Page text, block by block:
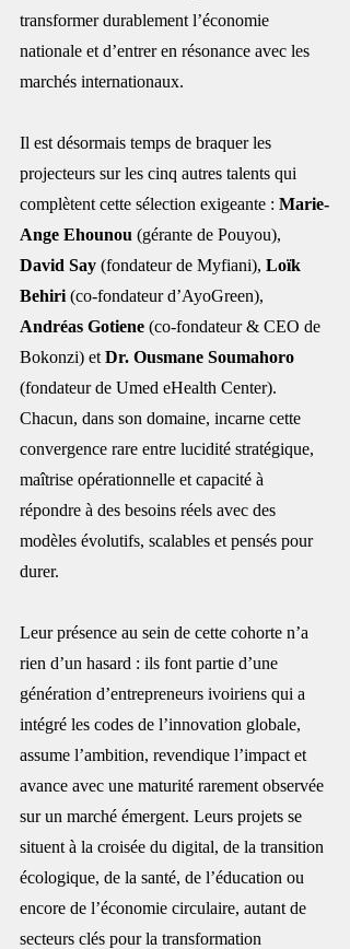
transformer durablement l’économie
nationale et d’entrer en résonance avec les
marchés internationaux.
Il est désormais temps de braquer les
projecteurs sur les cinq autres talents qui
complètent cette sélection exigeante : Marie-
Ange Ehounou (gérante de Pouyou),
David Say (fondateur de Myfiani), Loïk
Behiri (co-fondateur d’AyoGreen),
Andréas Gotiene (co-fondateur & CEO de
Bokonzi) et Dr. Ousmane Soumahoro
(fondateur de Umed eHealth Center).
Chacun, dans son domaine, incarne cette
convergence rare entre lucidité stratégique,
maîtrise opérationnelle et capacité à
répondre à des besoins réels avec des
modèles évolutifs, scalables et pensés pour
durer.
Leur présence au sein de cette cohorte n’a
rien d’un hasard : ils font partie d’une
génération d’entrepreneurs ivoiriens qui a
intégré les codes de l’innovation globale,
assume l’ambition, revendique l’impact et
avance avec une maturité rarement observée
sur un marché émergent. Leurs projets se
situent à la croisée du digital, de la transition
écologique, de la santé, de l’éducation ou
encore de l’économie circulaire, autant de
secteurs clés pour la transformation